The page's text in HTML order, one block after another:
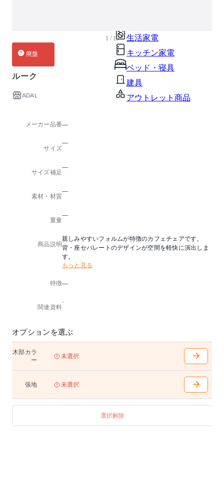
生活家電
キッチン家電
ベッド・寝具
建具
アウトレット商品
1 / 10
廃盤
ルーク
ADAL
メーカー品番---
サイズ
---
サイズ補足
---
素材・材質
---
重量
---
商品説明
親しみやすいフォルムが特徴のカフェチェアです。
背・座セパレートのデザインが空間を軽快に演出しま
す。
もっと見る
特徴---
関連資料
-
オプションを選ぶ
木部カラ
ー
未選択
張地 未選択
選択解除